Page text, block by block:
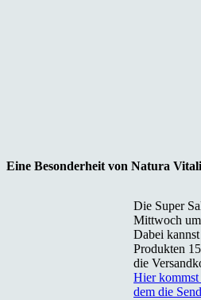
Eine Besonderheit von Natura
Die Super
Mittwoch
Dabei
Produkten
die
Hier kommst
dem die